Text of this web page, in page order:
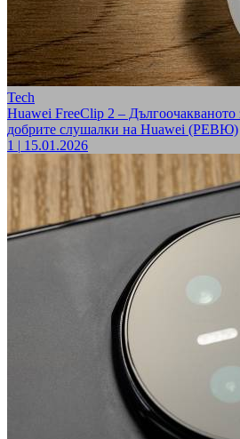
Tech
Huawei FreeClip 2 –
добрите слушалки на Huawei (РЕВЮ)
1 | 15.01.2026